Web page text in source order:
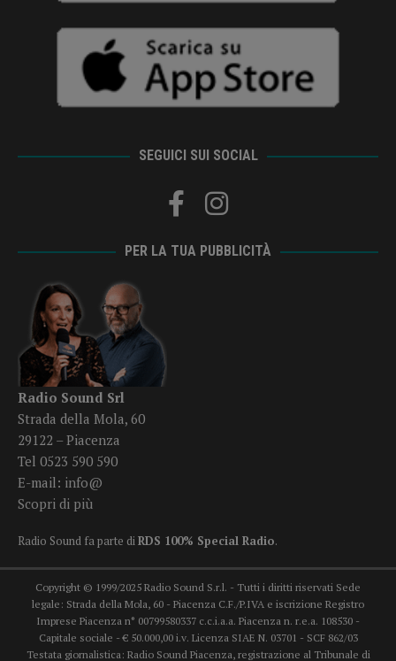
SEGUICI SUI SOCIAL
PER LA TUA PUBBLICITÀ
Radio Sound Srl
Strada della Mola, 60
29122 – Piacenza
Tel 0523 590 590
E-mail: info@
Scopri di più
Radio Sound fa parte diRDS 100% Special Radio.
Copyright © 1999/2025 Radio Sound S.r.l. - Tutti i diritti riservati Sede
legale: Strada della Mola, 60 - Piacenza C.F./P.IVA e iscrizione Registro
Imprese Piacenza n° 00799580337 c.c.i.a.a. Piacenza n. r.e.a. 108530 -
Capitale sociale - € 50.000,00 i.v. Licenza SIAE N. 03701 - SCF 862/03
Testata giornalistica: Radio Sound Piacenza, registrazione al Tribunale di